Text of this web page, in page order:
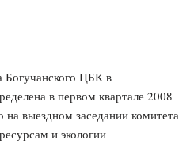
Богучанского ЦБК в
в первом квартале 2008
на выездном заседании комитета
и экологии